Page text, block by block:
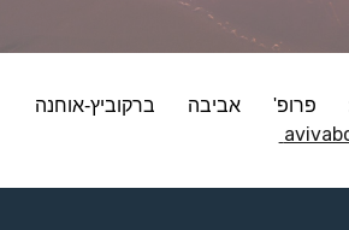
פרופ' אביבה ברקוביץ-אוחנה